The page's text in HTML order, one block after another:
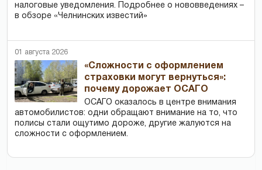
налоговые уведомления. Подробнее о нововведениях –
в обзоре «Челнинских известий»
01 августа 2026
«Сложности с оформлением
страховки могут вернуться»:
почему дорожает ОСАГО
ОСАГО оказалось в центре внимания
автомобилистов: одни обращают внимание на то, что
полисы стали ощутимо дороже, другие жалуются на
сложности с оформлением.